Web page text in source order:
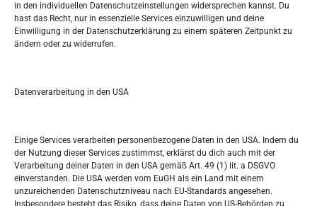
in den individuellen Datenschutzeinstellungen widersprechen kannst. Du
hast das Recht, nur in essenzielle Services einzuwilligen und deine
Einwilligung in der Datenschutzerklärung zu einem späteren Zeitpunkt zu
ändern oder zu widerrufen.
Datenverarbeitung in den USA
Einige Services verarbeiten personenbezogene Daten in den USA. Indem du
der Nutzung dieser Services zustimmst, erklärst du dich auch mit der
Verarbeitung deiner Daten in den USA gemäß Art. 49 (1) lit. a DSGVO
einverstanden. Die USA werden vom EuGH als ein Land mit einem
unzureichenden Datenschutzniveau nach EU-Standards angesehen.
Insbesondere besteht das Risiko, dass deine Daten von US-Behörden zu
S
e
a
h
M D M D F S S
1
3 4 5 6 7 8